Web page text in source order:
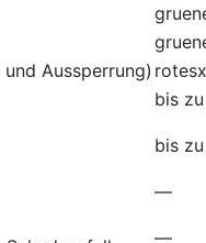
Aussperrung) rotesx
bis
bis
—
—